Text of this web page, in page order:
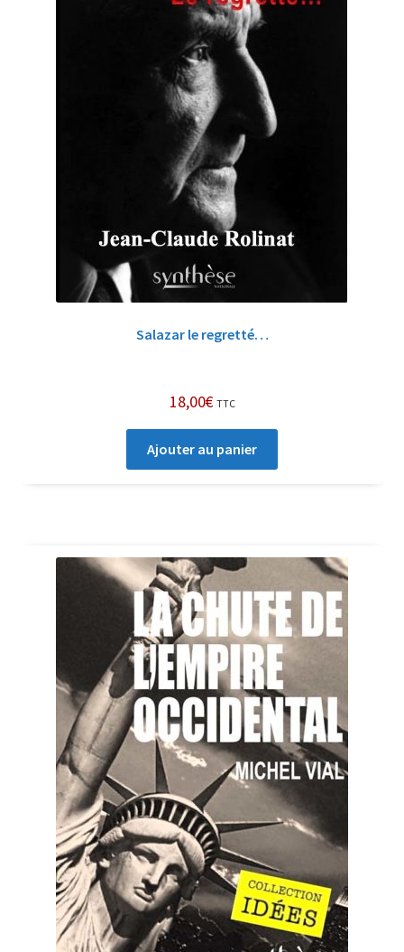
Salazar le regretté…
18,00€ TTC
Ajouter au panier